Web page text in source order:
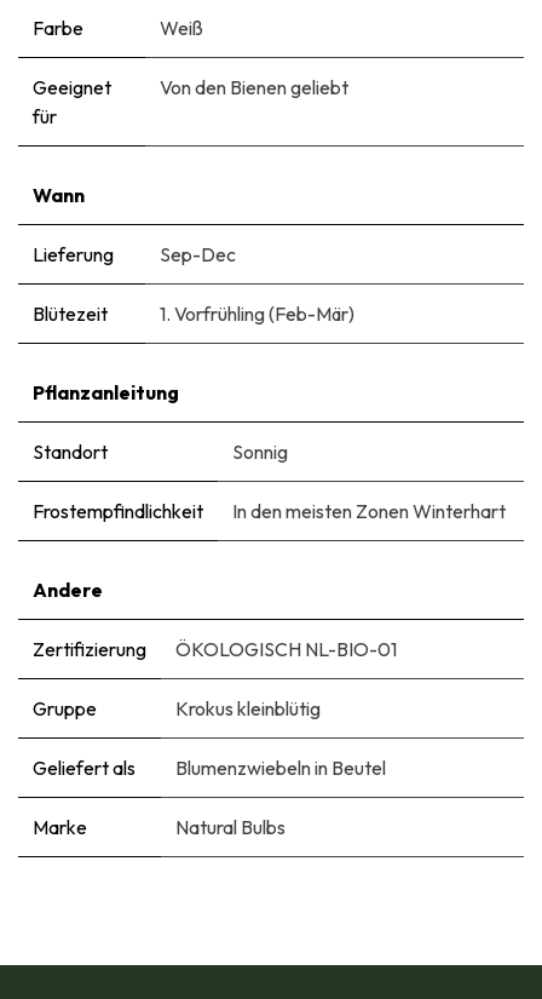
Farbe Weiß
Geeignet
für
Von den Bienen geliebt
Wann
Lieferung Sep-Dec
Blütezeit 1. Vorfrühling (Feb-Mär)
Pflanzanleitung
Standort Sonnig
Frostempfindlichkeit In den meisten Zonen Winterhart
Andere
Zertifizierung ÖKOLOGISCH NL-BIO-01
Gruppe Krokus kleinblütig
Geliefert als Blumenzwiebeln in Beutel
Marke Natural Bulbs